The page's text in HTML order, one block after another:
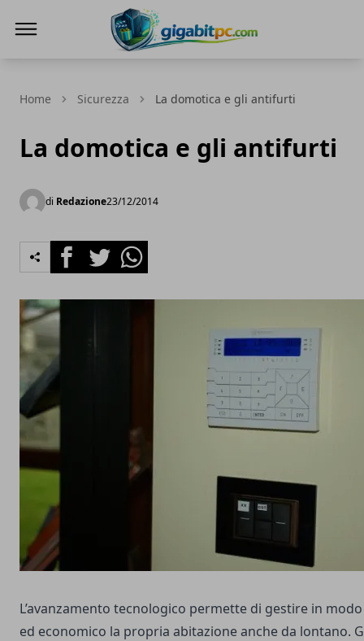
Home Sicurezza La domotica e gli antifurti
La domotica e gli antifurti
di Redazione23/12/2014
FacebookTwitterWhatsapp
L’avanzamento tecnologico permette di gestire in
ed economico la propria abitazione anche da lontano.